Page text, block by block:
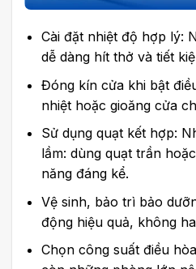
Cài đặt nhiệt độ hợp lý:
dễ dàng hít thở và tiết
Đóng kín cửa khi bật
nhiệt hoặc gioăng cửa
Sử dụng quạt kết hợp:
lầm: dùng quạt trần
năng đáng kể.
Vệ sinh, bảo trì bảo
động hiệu quả, không
Chọn công suất điều